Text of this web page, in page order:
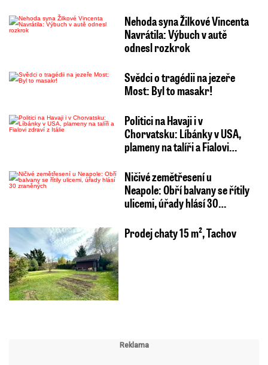
Nehoda syna Žilkové Vincenta
Navrátila: Výbuch v autě
odnesl rozkrok
Svědci o tragédii na jezeře
Most: Byl to masakr!
Politici na Havaji i v
Chorvatsku: Líbánky v USA,
plameny na talíři a Fialovi…
Ničivé zemětřesení u
Neapole: Obří balvany se řítily
ulicemi, úřady hlásí 30…
Prodej chaty 15 m², Tachov